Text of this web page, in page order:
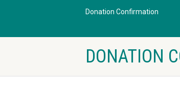
Donation Confirmation
DONATION